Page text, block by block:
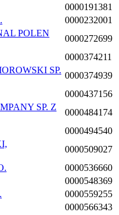
0000191381
0000232001
POLEN
0000272699
0000374211
SP.
0000374939
0000437156
SP. Z
0000484174
0000494540
0000509027
0000536660
0000548369
0000559255
0000566343